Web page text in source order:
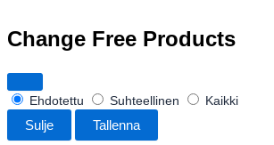
Change Free Products
Ehdotettu Suhteellinen Kaikki
Sulje Tallenna